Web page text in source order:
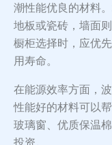
潮性能优良的材料
地板或瓷砖，墙面
橱柜选择时，应优
用寿命。
在能源效率方面，
性能好的材料可以
玻璃窗、优质保温